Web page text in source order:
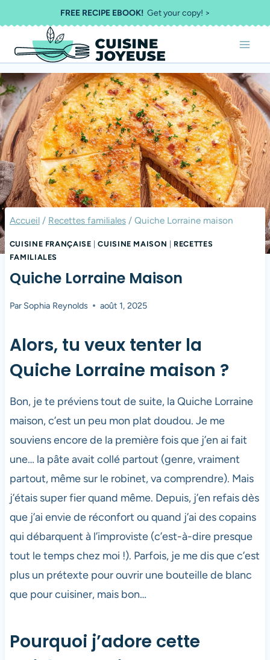
au
contenu
FREE RECIPE EBOOK!Get your copy! >
Accueil / Recettes familiales / Quiche Lorraine maison
CUISINE FRANÇAISE |CUISINE MAISON
RECETTES
FAMILIALES
Quiche Lorraine Maison
Par Sophia Reynolds août 1, 2025
Alors, tu veux tenter la
Quiche Lorraine maison ?
Bon, je te préviens tout de suite, la Quiche Lorraine
maison, c’est un peu mon plat doudou. Je me
souviens encore de la première fois que j’en ai fait
une… la pâte avait collé partout (genre, vraiment
partout, même sur le robinet, va comprendre). Mais
j’étais super fier quand même. Depuis, j’en refais dès
que j’ai envie de réconfort ou quand j’ai des copains
qui débarquent à l’improviste (c’est-à-dire presque
tout le temps chez moi !). Parfois, je me dis que c’est
plus un prétexte pour ouvrir une bouteille de blanc
que pour cuisiner, mais bon…
Pourquoi j’adore cette